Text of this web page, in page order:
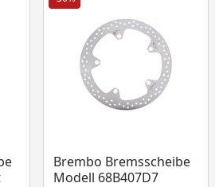
Brembo Bremsscheibe
Modell 68B407D7
Produkt am Lager